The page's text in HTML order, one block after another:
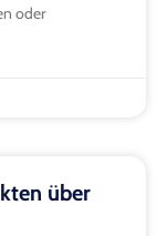
oder
über